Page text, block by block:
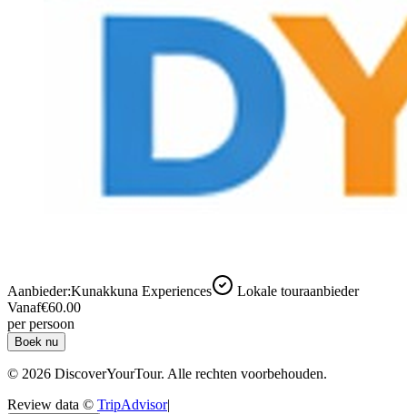
Aanbieder:Kunakkuna Experiences
Lokale touraanbieder
Vanaf€60.00
per persoon
Boek nu
© 2026 DiscoverYourTour. Alle rechten voorbehouden.
Review data © TripAdvisor|